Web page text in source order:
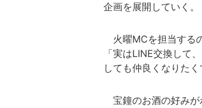
企画を展開していく。
火曜MCを担当する
「実はLINE交換して
しても仲良くなりたく
宝鐘のお酒の好みが